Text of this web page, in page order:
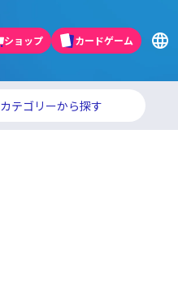
ショップ カードゲーム
カテゴリーから探す